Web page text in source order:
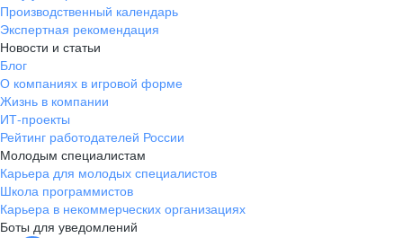
Производственный календарь
Экспертная рекомендация
Новости и статьи
Блог
О компаниях в игровой форме
Жизнь в компании
ИТ-проекты
Рейтинг работодателей России
Молодым специалистам
Карьера для молодых специалистов
Школа программистов
Карьера в некоммерческих организациях
Боты для уведомлений